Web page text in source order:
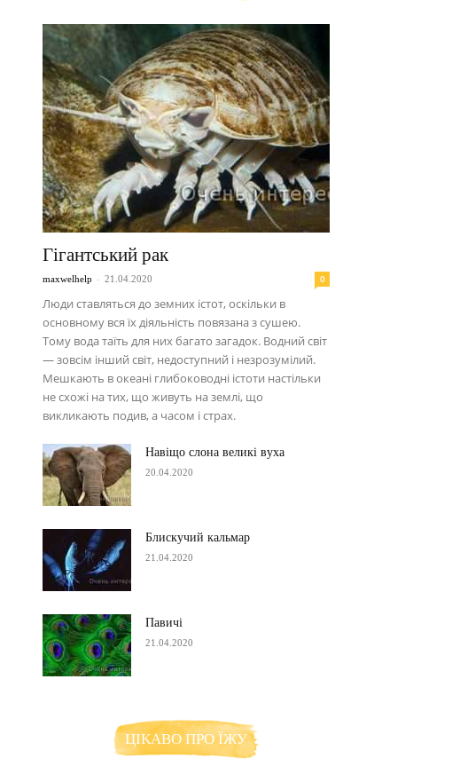
Гігантський рак
maxwelhelp - 21.04.2020 0
Люди ставляться до земних істот, оскільки в
основному вся їх діяльність повязана з сушею.
Тому вода таїть для них багато загадок. Водний світ
— зовсім інший світ, недоступний і незрозумілий.
Мешкають в океані глибоководні істоти настільки
не схожі на тих, що живуть на землі, що
викликають подив, а часом і страх.
Навіщо слона великі вуха
20.04.2020
Блискучий кальмар
21.04.2020
Павичі
21.04.2020
ЦІКАВО ПРО ЇЖУ